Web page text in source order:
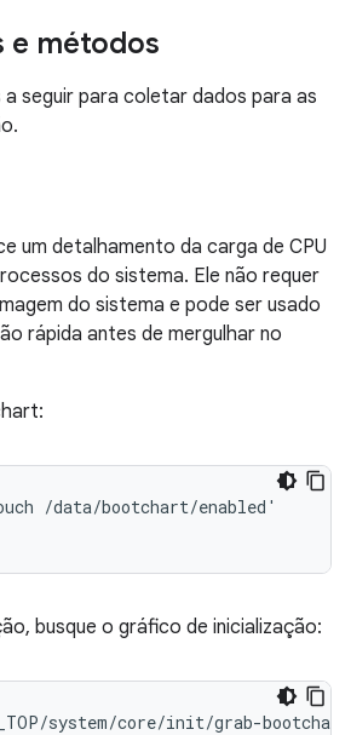
e métodos
seguir para coletar dados para as
um detalhamento da carga de CPU
do sistema. Ele não requer
do sistema e pode ser usado
rápida antes de mergulhar no
/data/bootchart/enabled'
busque o gráfico de inicialização:
system/core/init/grab-